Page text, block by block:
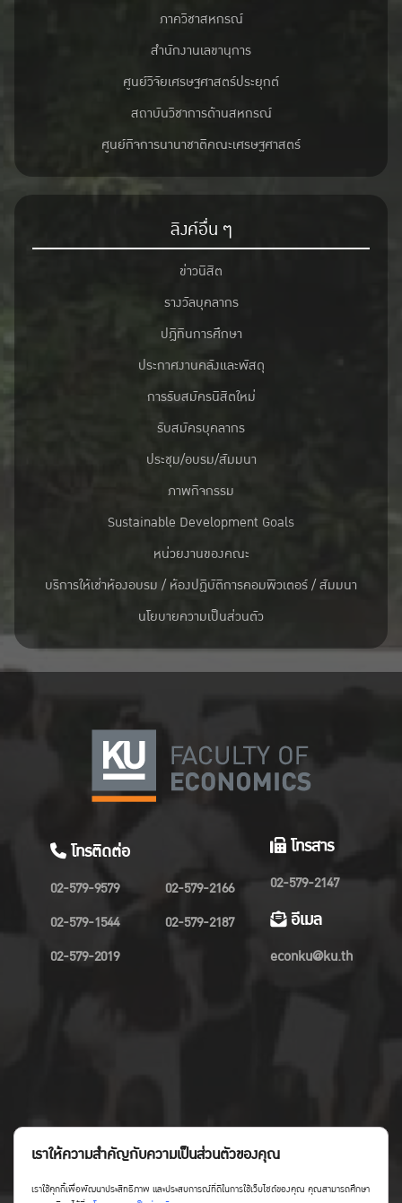
ภาควิชาสหกรณ์
สำนักงานเลขานุการ
ศูนย์วิจัยเศรษฐศาสตร์ประยุกต์
สถาบันวิชาการด้านสหกรณ์
ศูนย์กิจการนานาชาติคณะเศรษฐศาสตร์
ลิงค์อื่น ๆ
ข่าวนิสิต
รางวัลบุคลากร
ปฎิทินการศึกษา
ประกาศงานคลังและพัสดุ
การรับสมัครนิสิตใหม่
รับสมัครบุคลากร
ประชุม/อบรม/สัมมนา
ภาพกิจกรรม
Sustainable Development Goals
หน่วยงานของคณะ
บริการให้เช่าห้องอบรม / ห้องปฏิบัติการคอมพิวเตอร์ / สัมมนา
นโยบายความเป็นส่วนตัว
โทรติดต่อ
02-579-9579
02-579-1544
02-579-2019
02-579-2166
02-579-2187
โทรสาร
02-579-2147
อีเมล
econku@ku.th
เราให้ความสำคัญกับความเป็นส่วนตัวของคุณ
เราใช้คุกกี้เพื่อพัฒนาประสิทธิภาพ และประสบการณ์ที่ดีในการใช้เว็บไซต์ของคุณ คุณสามารถศึกษา